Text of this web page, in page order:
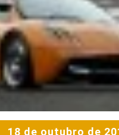
18 de outubro de